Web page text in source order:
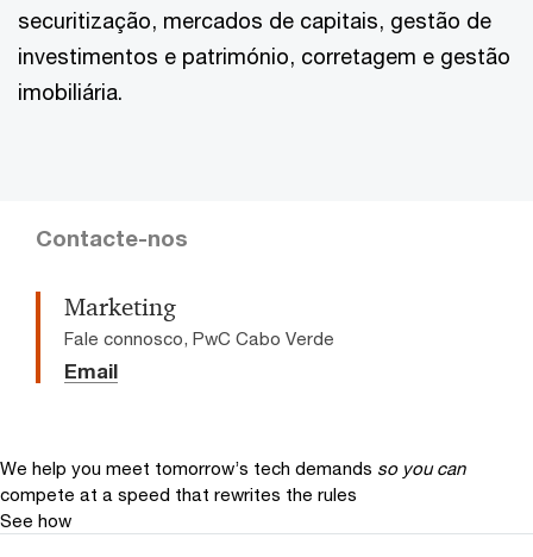
securitização, mercados de capitais, gestão de
investimentos e património, corretagem e gestão
imobiliária.
Contacte-nos
Marketing
Fale connosco, PwC Cabo Verde
Email
We help you meet tomorrow’s tech demands so you can
compete at a speed that rewrites the rules
See how